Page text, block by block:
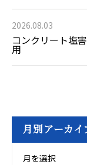
2026.08.03
コンクリート塩
用
月別アーカイ
月を選択